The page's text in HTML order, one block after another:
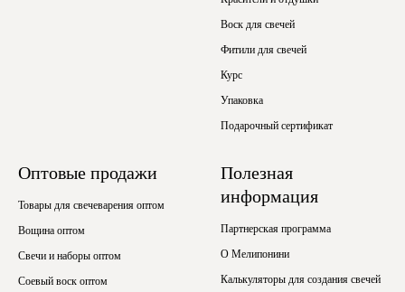
Воск для свечей
Фитили для свечей
Курс
Упаковка
Подарочный сертификат
Оптовые продажи
Товары для свечеварения оптом
Вощина оптом
Свечи и наборы оптом
Соевый воск оптом
Полезная
информация
Партнерская программа
О Мелипонини
Калькуляторы для создания свечей